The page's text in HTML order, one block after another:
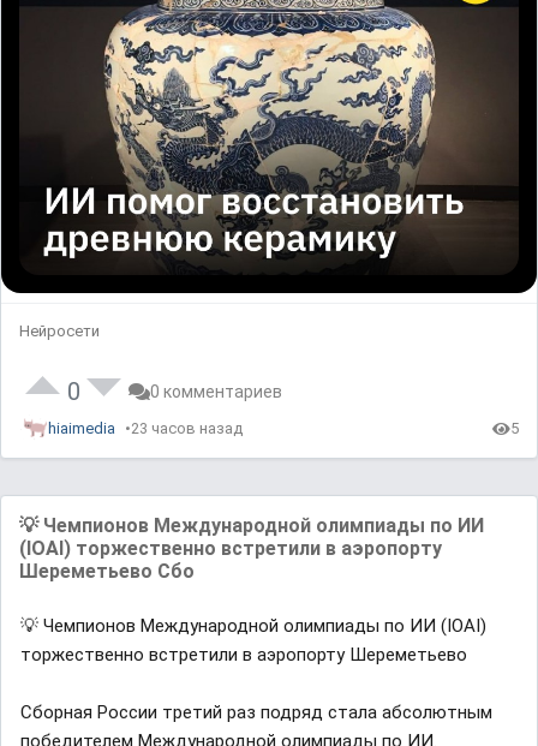
Нейросети
0 0 комментариев
hiaimedia 23 часов назад 5
💡 Чемпионов Международной олимпиады по ИИ
(IOAI) торжественно встретили в аэропорту
Шереметьево Сбо
💡 Чемпионов Международной олимпиады по ИИ (IOAI)
торжественно встретили в аэропорту Шереметьево
Сборная России третий раз подряд стала абсолютным
победителем Международной олимпиады по ИИ.